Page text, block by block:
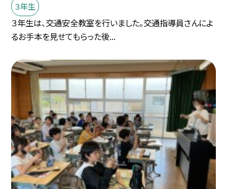
３年生
３年生は、交通安全教室を行いました。交通指導員さんによ
るお手本を見せてもらった後...